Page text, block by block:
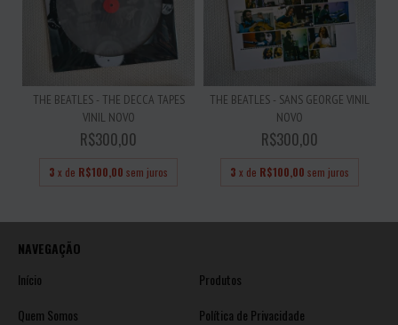
THE BEATLES - THE DECCA TAPES
VINIL NOVO
R$300,00
3 x de R$100,00 sem juros
THE BEATLES - SANS GEORGE VINIL
NOVO
R$300,00
3 x de R$100,00 sem juros
NAVEGAÇÃO
Início
Produtos
Quem Somos
Política de Privacidade